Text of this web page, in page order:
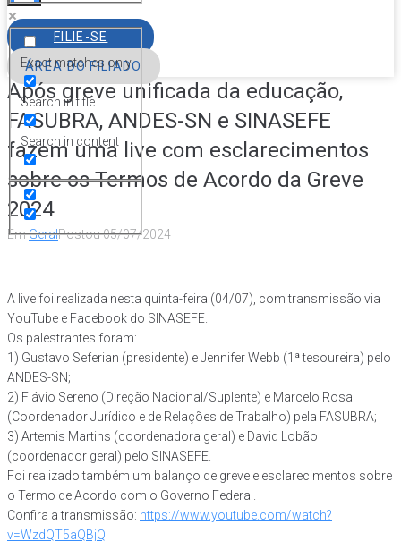
Exact matches only
Search in title
Search in content
FILIE-SE
ÁREA DO FILIADO
Após greve unificada da educação,
FASUBRA, ANDES-SN e SINASEFE
fazem uma live com esclarecimentos
sobre os Termos de Acordo da Greve
2024
EmGeralPostou05/07/2024
A live foi realizada nesta quinta-feira (04/07), com transmissão via
YouTube e Facebook do SINASEFE.
Os palestrantes foram:
1) Gustavo Seferian (presidente) e Jennifer Webb (1ª tesoureira) pelo
ANDES-SN;
2) Flávio Sereno (Direção Nacional/Suplente) e Marcelo Rosa
(Coordenador Jurídico e de Relações de Trabalho) pela FASUBRA;
3) Artemis Martins (coordenadora geral) e David Lobão
(coordenador geral) pelo SINASEFE.
Foi realizado também um balanço de greve e esclarecimentos sobre
o Termo de Acordo com o Governo Federal.
Confira a transmissão: https://www.youtube.com/watch?
v=WzdQT5aQBjQ